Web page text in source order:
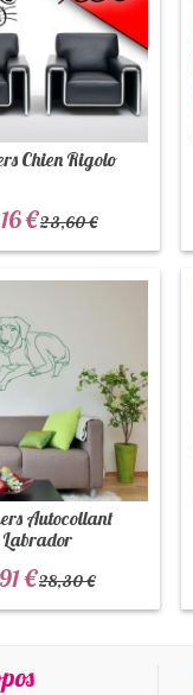
Chien Rigolo
€23,60 €
Autocollant
Labrador
€28,30 €